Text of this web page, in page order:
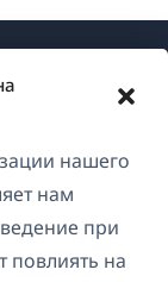
нашего
нам
при
повлиять на